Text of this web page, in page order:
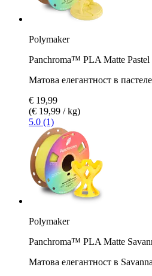
Polymaker
Panchroma™ PLA Matte Pastel
Матова елегантност в
€ 19,99
(€ 19,99 / kg)
5.0 (1)
Polymaker
Panchroma™ PLA Matte
Матова елегантност в